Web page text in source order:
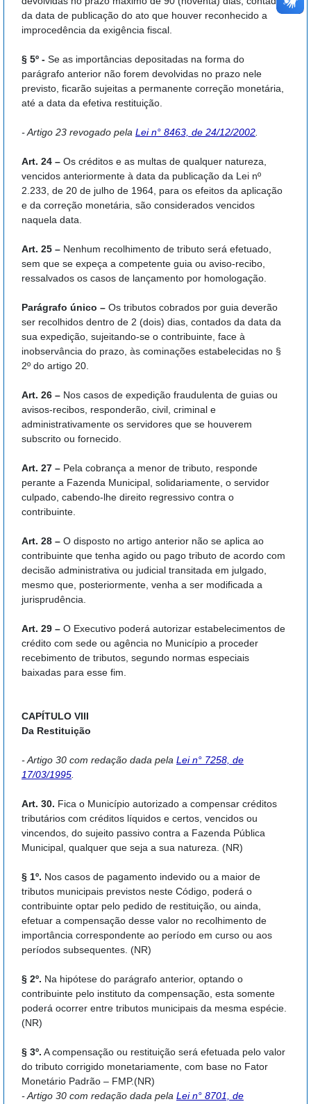
da data de publicação do ato que houver reconhecido a
improcedência da exigência fiscal.
§ 5º - Se as importâncias depositadas na forma do
parágrafo anterior não forem devolvidas no prazo nele
previsto, ficarão sujeitas a permanente correção monetária,
até a data da efetiva restituição.
- Artigo 23 revogado pela Lei n° 8463, de 24/12/2002
Art. 24 – Os créditos e as multas de qualquer natureza,
vencidos anteriormente à data da publicação da Lei nº
2.233, de 20 de julho de 1964, para os efeitos da aplicação
e da correção monetária, são considerados vencidos
naquela data.
Art. 25 – Nenhum recolhimento de tributo será efetuado,
sem que se expeça a competente guia ou aviso-recibo,
ressalvados os casos de lançamento por homologação.
Parágrafo único – Os tributos cobrados por guia deverão
ser recolhidos dentro de 2 (dois) dias, contados da data da
sua expedição, sujeitando-se o contribuinte, face à
inobservância do prazo, às cominações estabelecidas no §
2º do artigo 20.
Art. 26 – Nos casos de expedição fraudulenta de guias ou
avisos-recibos, responderão, civil, criminal e
administrativamente os servidores que se houverem
subscrito ou fornecido.
Art. 27 – Pela cobrança a menor de tributo, responde
perante a Fazenda Municipal, solidariamente, o servidor
culpado, cabendo-lhe direito regressivo contra o
contribuinte.
Art. 28 – O disposto no artigo anterior não se aplica ao
contribuinte que tenha agido ou pago tributo de acordo com
decisão administrativa ou judicial transitada em julgado,
mesmo que, posteriormente, venha a ser modificada a
jurisprudência.
Art. 29 – O Executivo poderá autorizar estabelecimentos de
crédito com sede ou agência no Município a proceder
recebimento de tributos, segundo normas especiais
baixadas para esse fim.
CAPÍTULO VIII
Da Restituição
- Artigo 30 com redação dada pela Lei n° 7258, de
17/03/1995
Art. 30. Fica o Município autorizado a compensar créditos
tributários com créditos líquidos e certos, vencidos ou
vincendos, do sujeito passivo contra a Fazenda Pública
Municipal, qualquer que seja a sua natureza. (NR)
§ 1º. Nos casos de pagamento indevido ou a maior de
tributos municipais previstos neste Código, poderá o
contribuinte optar pelo pedido de restituição, ou ainda,
efetuar a compensação desse valor no recolhimento de
importância correspondente ao período em curso ou aos
períodos subsequentes. (NR)
§ 2º. Na hipótese do parágrafo anterior, optando o
contribuinte pelo instituto da compensação, esta somente
poderá ocorrer entre tributos municipais da mesma espécie.
(NR)
§ 3º. A compensação ou restituição será efetuada pelo valor
do tributo corrigido monetariamente, com base no Fator
Monetário Padrão – FMP.(NR)
- Artigo 30 com redação dada pela Lei n° 8701, de